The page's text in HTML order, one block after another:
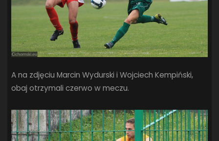
A na zdjęciu Marcin Wydurski i Wojciech Kempiński,
obaj otrzymali czerwo w meczu.